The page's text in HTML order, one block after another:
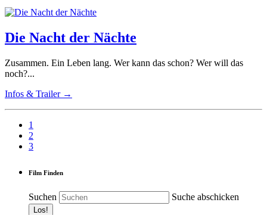
Die Nacht der Nächte
Zusammen. Ein Leben lang. Wer kann das schon? Wer will das
noch?...
Infos & Trailer →
1
2
3
Film Finden
Suchen Suche abschicken